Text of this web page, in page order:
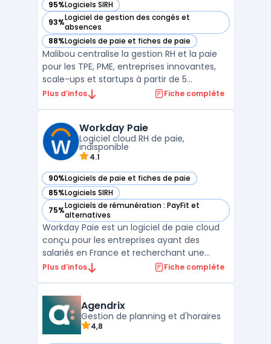
95%Logiciels SIRH
— voir malibou dans cette catégorie
93%Logiciel de gestion des congés et
absences
— voir malibou dans cette catégorie
88%Logiciels de paie et fiches de paie
— voir malibou dans cette catégorie
Malibou centralise la gestion RH et la paie
pour les TPE, PME, entreprises innovantes,
scale-ups et startups à partir de 5
collaborateurs. Cette plateforme répond
équipes sans service RH dédié. Malibou cible
les entr ...
Plus d’infos Fiche complète
Workday Paie
Logiciel cloud RH de paie,
indisponible
4.1
90%Logiciels de paie et fiches de paie
— voir Workday Paie dans cette catégorie
85%Logiciels SIRH
— voir Workday Paie dans cette catégorie
75%Logiciels de rémunération : PayFit et
alternatives
— voir Workday Paie dans cette catégorie
Workday Paie est un logiciel de paie cloud
conçu pour les entreprises ayant des
salariés en France et recherchant une
solution intégrée à leur système de gestion
avancée grâce à un moteur de calcul
personnalisable, facilitant la ...
Plus d’infos Fiche complète
Agendrix
Gestion de planning et d'horaires
4,8